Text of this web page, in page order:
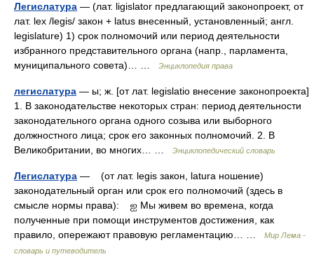
Легислатура — (лат. ligislator предлагающий законопроект, от
лат. lex /legis/ закон + latus внесенный, установленный; англ.
legislature) 1) срок полномочий или период деятельности
избранного представительного органа (напр., парламента,
муниципального совета)… …
Энциклопедия права
легислатура — ы; ж. [от лат. legislatio внесение законопроекта]
1. В законодательстве некоторых стран: период деятельности
законодательного органа одного созыва или выборного
должностного лица; срок его законных полномочий. 2. В
Великобритании, во многих… …
Энциклопедический словарь
Легислатура — (от лат. legis закон, latura ношение)
законодательный орган или срок его полномочий (здесь в
смысле нормы права): ஐ Мы живем во времена, когда
полученные при помощи инструментов достижения, как
правило, опережают правовую регламентацию… …
Мир Лема -
словарь и путеводитель